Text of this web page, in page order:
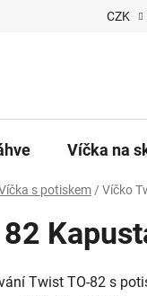
CZK
Víčka na
s potiskem / Víčko
Twist TO-82 s